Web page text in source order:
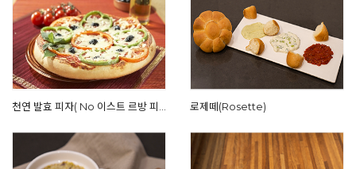
천연 발효 피자( No 이스트 르방 피
로제떼(Rosette)